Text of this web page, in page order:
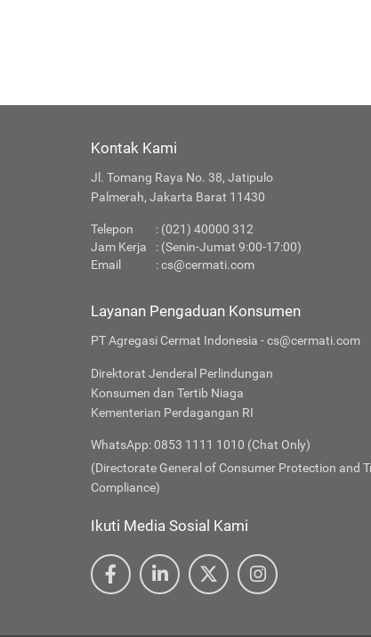
Kontak Kami
Jl. Tomang Raya No. 38, Jatipulo
Palmerah, Jakarta Barat 11430
Telepon
: (021) 40000 312
Jam Kerja
: (Senin-Jumat 9:00-17:00)
Email
:cs@cermati.com
Layanan Pengaduan Konsumen
PT Agregasi Cermat Indonesia - cs@cermati.com
Direktorat Jenderal Perlindungan
Konsumen dan Tertib Niaga
Kementerian Perdagangan RI
WhatsApp: 0853 1111 1010 (Chat Only)
(Directorate General of Consumer Protection and
Compliance)
Ikuti Media Sosial Kami